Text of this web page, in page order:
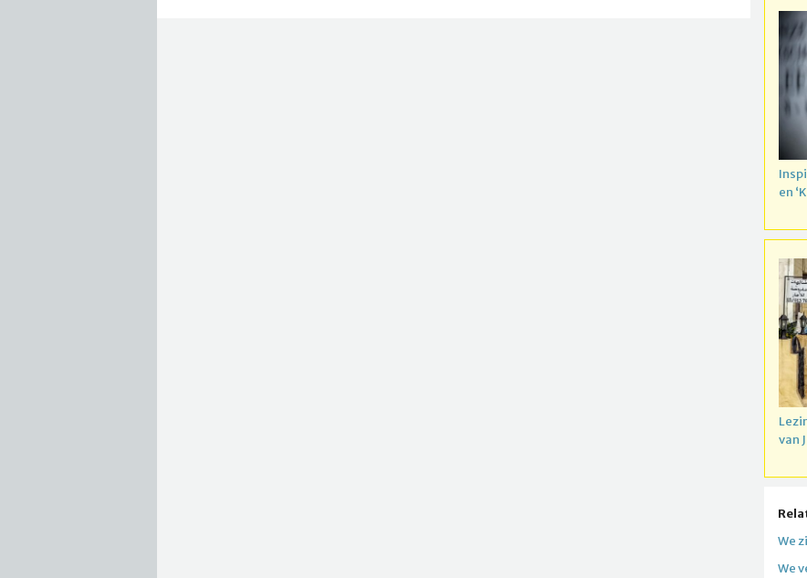
en
van
We
We